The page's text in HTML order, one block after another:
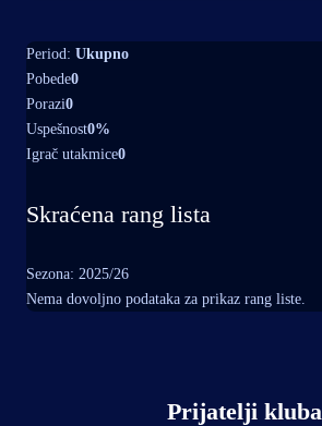
Period: Ukupno
Pobede0
Porazi0
Uspešnost0%
Igrač utakmice0
Skraćena rang lista
Sezona: 2025/26
Nema dovoljno podataka za prikaz rang liste.
Prijatelji kluba